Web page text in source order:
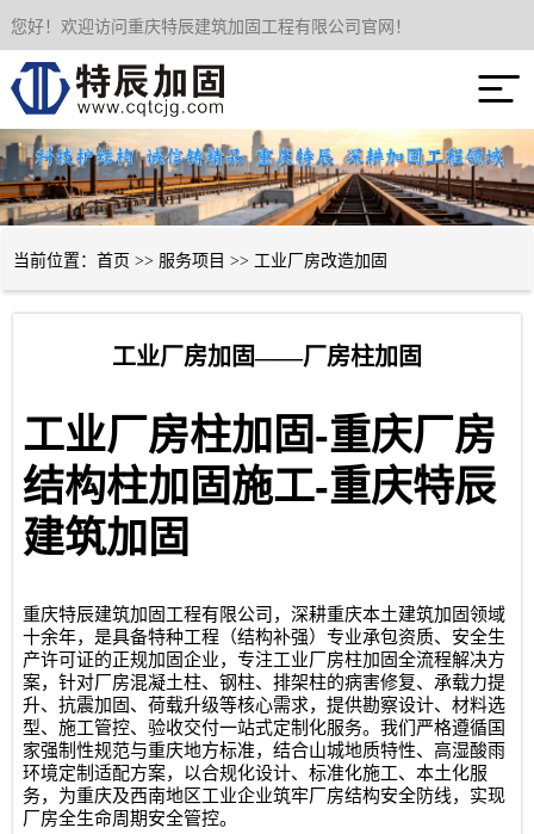
您好！欢迎访问重庆特辰建筑加固工程有限公司官网！

网站首页
服务项目
联系我们
当前位置： 首页 >> 服务项目 >> 工业厂房改造加固
工业厂房加固——厂房柱加固
工业厂房柱加固-重庆厂房
结构柱加固施工-重庆特辰
建筑加固
重庆特辰建筑加固工程有限公司 ，深耕重庆本土建筑加固领域
十余年，是具备特种工程（结构补强）专业承包资质、安全生
产许可证的正规加固企业，专注工业厂房柱加固全流程解决方
案，针对厂房混凝土柱、钢柱、排架柱的病害修复、承载力提
升、抗震加固、荷载升级等核心需求，提供勘察设计、材料选
型、施工管控、验收交付一站式定制化服务。我们严格遵循国
家强制性规范与重庆地方标准，结合山城地质特性、高湿酸雨
环境定制适配方案，以合规化设计、标准化施工、本土化服
务，为重庆及西南地区工业企业筑牢厂房结构安全防线，实现
厂房全生命周期安全管控。